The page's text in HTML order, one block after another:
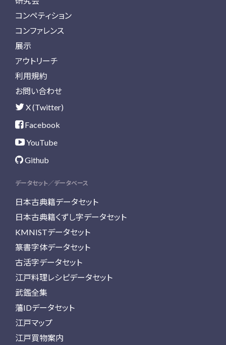
コンペティション
コンファレンス
展示
アウトリーチ
利用規約
お問い合わせ
X (Twitter)
Facebook
YouTube
Github
データセット／データベース
日本古典籍データセット
日本古典籍くずし字データセット
KMNISTデータセット
篆書字体データセット
古活字データセット
江戸料理レシピデータセット
武鑑全集
藩IDデータセット
江戸マップ
江戸買物案内